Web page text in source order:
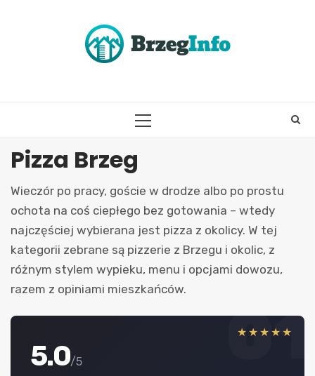
PRIMARY
Pizza Brzeg
Wieczór po pracy, goście w drodze albo po prostu
ochota na coś ciepłego bez gotowania – wtedy
najczęściej wybierana jest pizza z okolicy. W tej
kategorii zebrane są pizzerie z Brzegu i okolic, z
różnym stylem wypieku, menu i opcjami dowozu,
razem z opiniami mieszkańców.
01
★★★★★
5.0/5